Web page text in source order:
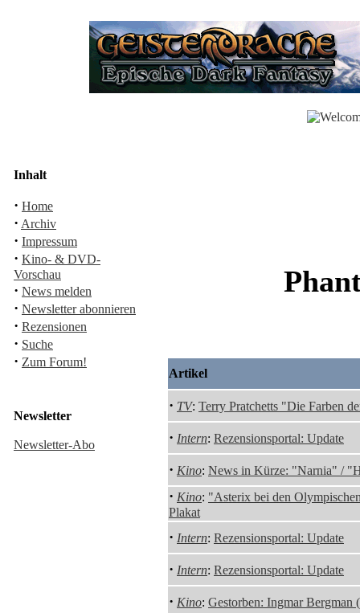
Inhalt
· Home
· Archiv
· Impressum
· Kino- & DVD-
Vorschau
· News melden
· Newsletter abonnieren
· Rezensionen
· Suche
· Zum Forum!
Newsletter
Newsletter-Abo
Artikel
· TV: Terry Pratchetts "Die Farben
· Intern: Rezensionsportal: Update
· Kino: News in Kürze: "Narnia" /
· Kino: "Asterix bei den
Plakat
· Intern: Rezensionsportal: Update
· Intern: Rezensionsportal: Update
· Kino: Gestorben: Ingmar Bergman